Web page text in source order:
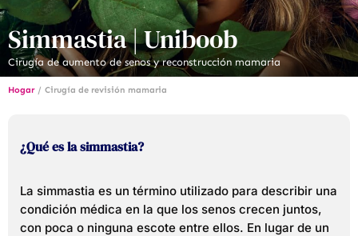
Simmastia | Uniboob
Cirugía de aumento de senos y reconstrucción mamaria
Hogar / Cirugía de revisión mamaria
¿Qué es la simmastia?
La simmastia es un término utilizado para describir una
condición médica en la que los senos crecen juntos,
con poca o ninguna escote entre ellos. En lugar de un